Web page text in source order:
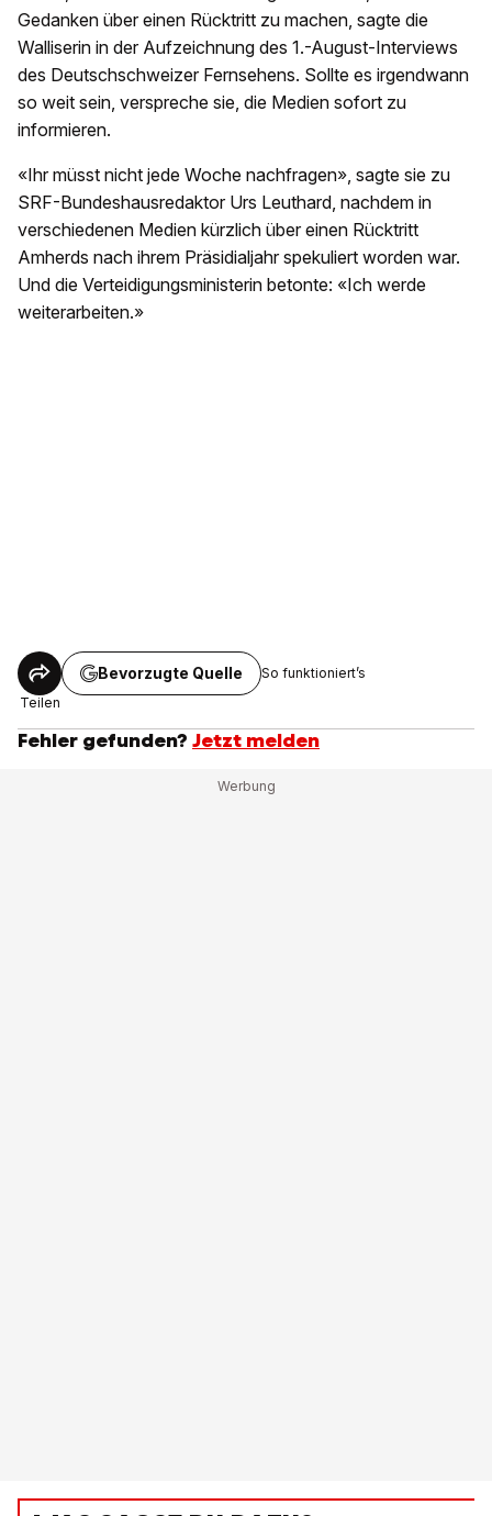
Gedanken über einen Rücktritt zu machen, sagte die
Walliserin in der Aufzeichnung des 1.-August-Interviews
des Deutschschweizer Fernsehens. Sollte es irgendwann
so weit sein, verspreche sie, die Medien sofort zu
informieren.
«Ihr müsst nicht jede Woche nachfragen», sagte sie zu
SRF-Bundeshausredaktor Urs Leuthard, nachdem in
verschiedenen Medien kürzlich über einen Rücktritt
Amherds nach ihrem Präsidialjahr spekuliert worden war.
Und die Verteidigungsministerin betonte: «Ich werde
weiterarbeiten.»
Teilen
Bevorzugte Quelle So funktioniert’s
Fehler gefunden? Jetzt melden